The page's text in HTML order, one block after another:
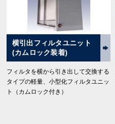
横引出フィルタユニット
(カムロック装着)
フィルタを横から引き出して交換する
タイプの軽量、小型化フィルタユニッ
ト（カムロック付き）